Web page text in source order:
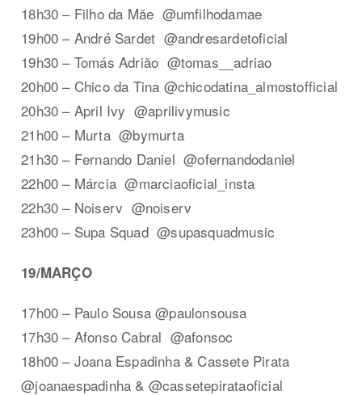
18h30 – Filho da Mãe @umfilhodamae
19h00 – André Sardet @andresardetoficial
19h30 – Tomás Adrião @tomas__adriao
20h00 – Chico da Tina @chicodatina_almostofficial
20h30 – April Ivy @aprilivymusic
21h00 – Murta @bymurta
21h30 – Fernando Daniel @ofernandodaniel
22h00 – Márcia @marciaoficial_insta
22h30 – Noiserv @noiserv
23h00 – Supa Squad @supasquadmusic
19/MARÇO
17h00 – Paulo Sousa @paulonsousa
17h30 – Afonso Cabral @afonsoc
18h00 – Joana Espadinha & Cassete Pirata
@joanaespadinha & @cassetepirataoficial